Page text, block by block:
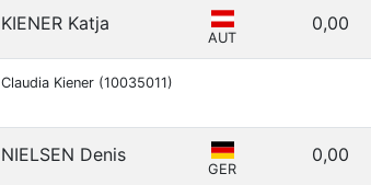
KIENER Katja
AUT
0,00
Claudia Kiener (10035011)
NIELSEN Denis
GER
0,00